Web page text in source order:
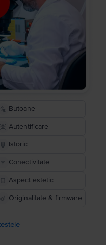
Butoane
Autentificare
Istoric
Conectivitate
Aspect estetic
Originalitate & firmware